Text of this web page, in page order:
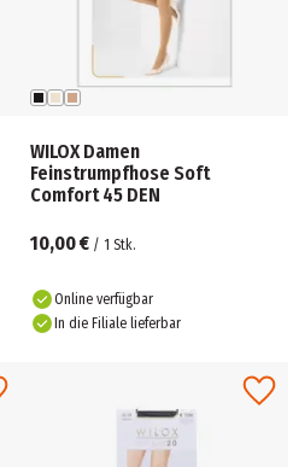
WILOX Damen
Feinstrumpfhose Soft
Comfort 45 DEN
10,00 € / 1 Stk.
Online verfügbar
In die Filiale lieferbar